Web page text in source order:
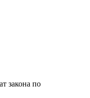
закона по